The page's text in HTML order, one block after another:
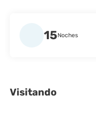
15Noches
Visitando